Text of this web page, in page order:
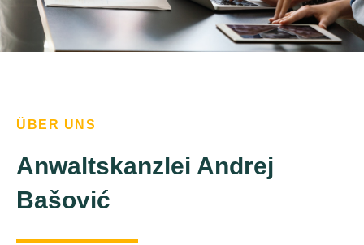
ÜBER UNS
Anwaltskanzlei Andrej
Bašović